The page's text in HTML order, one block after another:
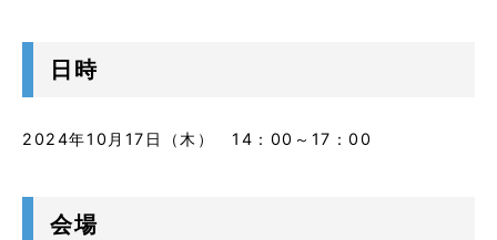
日時
2024年10月17日（木） 14：00～17：00
会場